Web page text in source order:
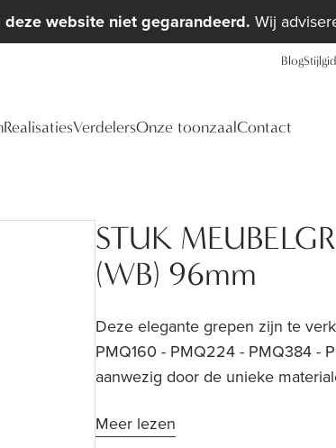
website niet gegarandeerd. Wij
Blog
RealisatiesVerdelersOnze toonzaal Contact
STUK
(WB) 96mm
Deze elegante grepen zijn te
PMQ160 - PMQ224 - PMQ384 -
aanwezig door de unieke
tijdloos en warm interieur wars
Meer lezen